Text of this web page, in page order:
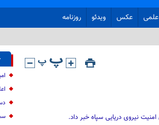
علمی عکس ویدئو روزنامه